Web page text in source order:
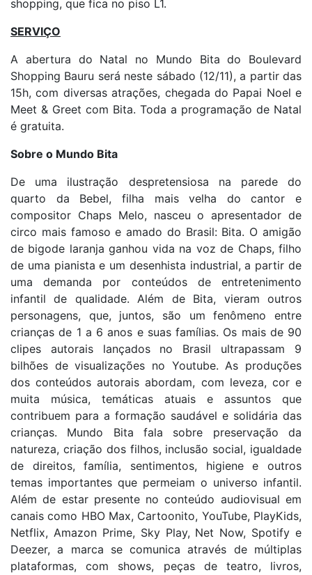
shopping, que fica no piso L1.
SERVIÇO
A abertura do Natal no Mundo Bita do Boulevard
Shopping Bauru será neste sábado (12/11), a partir das
15h, com diversas atrações, chegada do Papai Noel e
Meet & Greet com Bita. Toda a programação de Natal
é gratuita.
Sobre o Mundo Bita
De uma ilustração despretensiosa na parede do
quarto da Bebel, filha mais velha do cantor e
compositor Chaps Melo, nasceu o apresentador de
circo mais famoso e amado do Brasil: Bita. O amigão
de bigode laranja ganhou vida na voz de Chaps, filho
de uma pianista e um desenhista industrial, a partir de
uma demanda por conteúdos de entretenimento
infantil de qualidade. Além de Bita, vieram outros
personagens, que, juntos, são um fenômeno entre
crianças de 1 a 6 anos e suas famílias. Os mais de 90
clipes autorais lançados no Brasil ultrapassam 9
bilhões de visualizações no Youtube. As produções
dos conteúdos autorais abordam, com leveza, cor e
muita música, temáticas atuais e assuntos que
contribuem para a formação saudável e solidária das
crianças. Mundo Bita fala sobre preservação da
natureza, criação dos filhos, inclusão social, igualdade
de direitos, família, sentimentos, higiene e outros
temas importantes que permeiam o universo infantil.
Além de estar presente no conteúdo audiovisual em
canais como HBO Max, Cartoonito, YouTube, PlayKids,
Netflix, Amazon Prime, Sky Play, Net Now, Spotify e
Deezer, a marca se comunica através de múltiplas
plataformas, com shows, peças de teatro, livros,